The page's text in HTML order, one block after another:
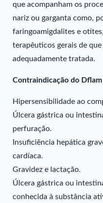
que acompanham os
nariz ou garganta como,
faringoamigdalites e
terapêuticos gerais de
adequadamente tratada.
Contraindicação do Dflam
Hipersensibilidade ao
Úlcera gástrica ou
perfuração.
Insuficiência hepática
cardíaca.
Gravidez e lactação.
Úlcera gástrica ou
conhecida à substância